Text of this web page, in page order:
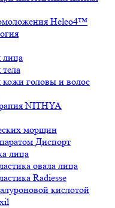
Heleo4™
лица
кожи головы и волос
NITHYA
морщин
Диспорт
лица
овала лица
Radiesse
кислотой